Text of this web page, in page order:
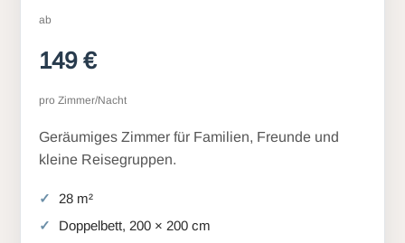
ab
149 €
pro Zimmer/Nacht
Geräumiges Zimmer für Familien, Freunde und
kleine Reisegruppen.
28 m²
Doppelbett, 200 × 200 cm